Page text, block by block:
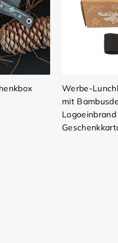
Werbe-
mit